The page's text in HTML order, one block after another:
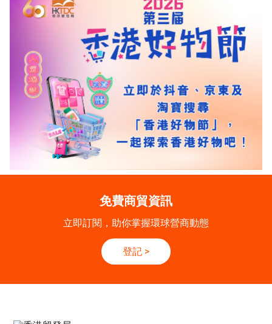
免費商貿資訊
立即訂閱，助你掌握環球營商動態
登記 >